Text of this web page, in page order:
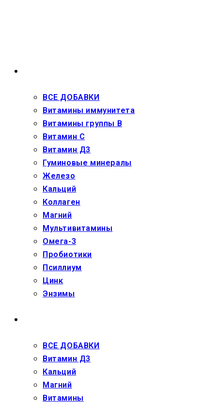
ВСЕ ДОБАВКИ
Витамины иммунитета
Витамины группы В
Витамин С
Витамин Д3
Гуминовые минералы
Железо
Кальций
Коллаген
Магний
Мультивитамины
Омега-3
Пробиотики
Псиллиум
Цинк
Энзимы
ВСЕ ДОБАВКИ
Витамин Д3
Кальций
Магний
Витамины